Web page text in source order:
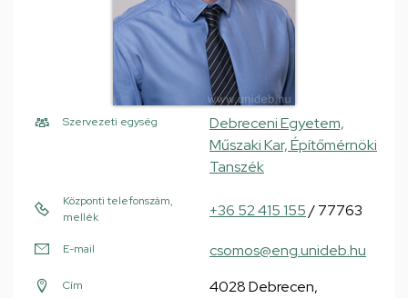
Szervezeti egység
Debreceni Egyetem,
Műszaki Kar, Építőmérnöki
Tanszék
Központi telefonszám,
mellék
+36 52 415 155/ 77763
E-mail csomos@eng.unideb.hu
Cím
4028 Debrecen,